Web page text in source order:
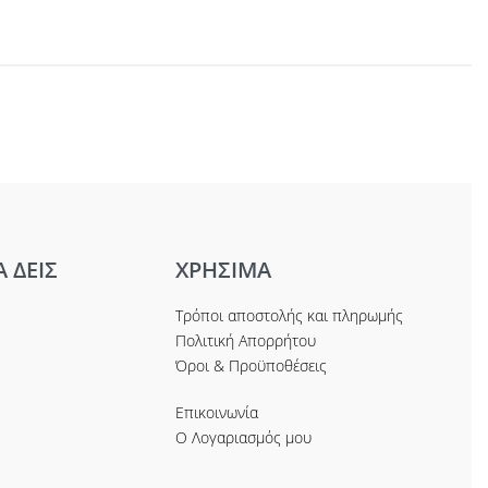
ΔΕΙΣ ΧΡΗΣΙΜΑ
Τρόποι αποστολής και πληρωμής
Πολιτική Απορρήτου
Όροι & Προϋποθέσεις
Επικοινωνία
Ο Λογαριασμός μου